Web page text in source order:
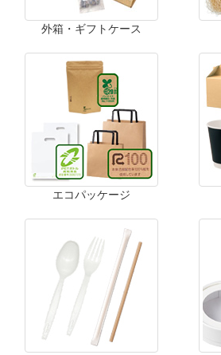
外箱・ギフトケース
エコパッケージ